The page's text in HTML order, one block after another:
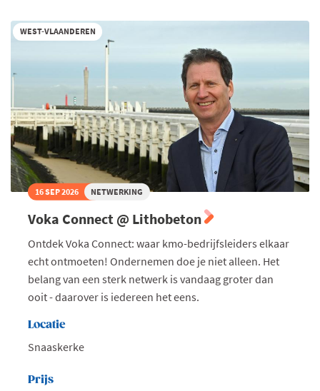
WEST-VLAANDEREN
16 SEP 2026 NETWERKING
Voka Connect @ Lithobeton
Ontdek Voka Connect: waar kmo-bedrijfsleiders elkaar
echt ontmoeten! Ondernemen doe je niet alleen. Het
belang van een sterk netwerk is vandaag groter dan
ooit - daarover is iedereen het eens.
Locatie
Snaaskerke
Prijs